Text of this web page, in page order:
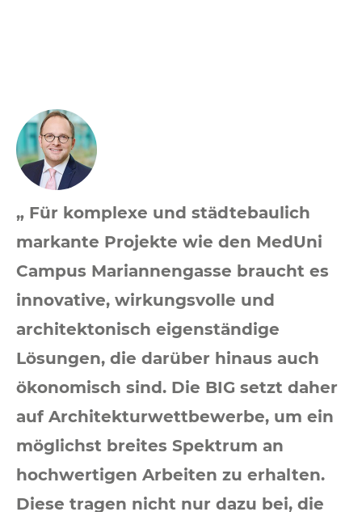
„ Für komplexe und städtebaulich
markante Projekte wie den MedUni
Campus Mariannengasse braucht es
innovative, wirkungsvolle und
architektonisch eigenständige
Lösungen, die darüber hinaus auch
ökonomisch sind. Die BIG setzt daher
auf Architekturwettbewerbe, um ein
möglichst breites Spektrum an
hochwertigen Arbeiten zu erhalten.
Diese tragen nicht nur dazu bei, die